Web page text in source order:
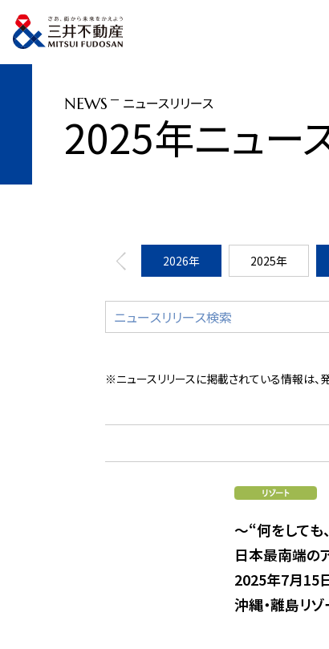
トップページ ニュースリリース
NEWS ニュースリリース
2025年ニュー
2026年 2025年
※ニュースリリースに掲載されている情報は、
～“何をしても
日本最南端の
2025年7月15
沖縄・離島リ